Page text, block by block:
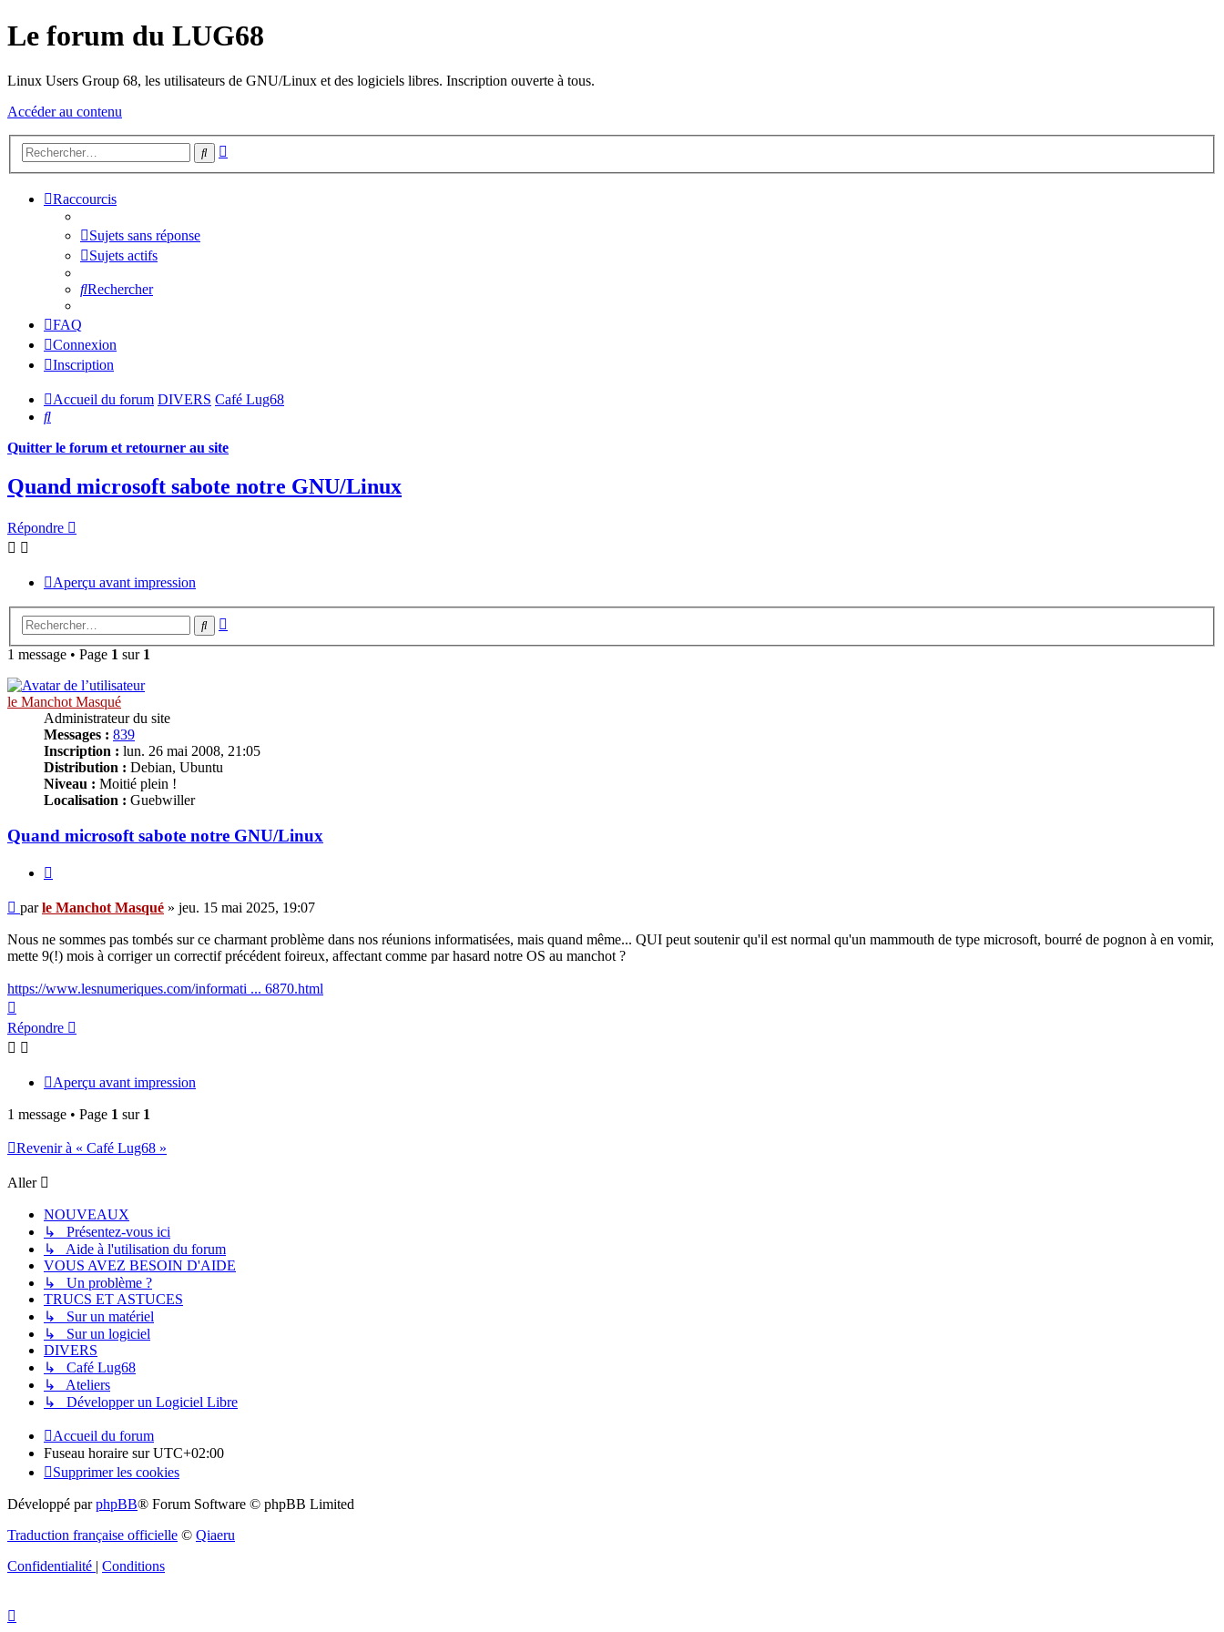
Le forum du LUG68
Linux Users Group 68, les utilisateurs de GNU/Linux et des logiciels libres. Inscription ouverte à tous.
Accéder au contenu
Rechercher
Raccourcis
Sujets sans réponse
Sujets actifs
Rechercher
FAQ
Connexion
Inscription
Accueil du forum DIVERS Café Lug68
Rechercher
Quitter le forum et retourner au site
Quand microsoft sabote notre GNU/Linux
Répondre
Aperçu avant impression
Rechercher
1 message • Page 1 sur 1
le Manchot Masqué
Administrateur du site
Messages : 839
Inscription : lun. 26 mai 2008, 21:05
Distribution : Debian, Ubuntu
Niveau : Moitié plein !
Localisation : Guebwiller
Quand microsoft sabote notre GNU/Linux
Message
parle Manchot Masqué » jeu. 15 mai 2025, 19:07
Nous ne sommes pas tombés sur ce charmant problème dans nos réunions informatisées, mais quand même... QUI peut soutenir qu'il est normal qu'un mammouth de type microsoft, bourré de pognon à en vomir,
mette 9(!) mois à corriger un correctif précédent foireux, affectant comme par hasard notre OS au manchot ?
https://www.lesnumeriques.com/informati ... 6870.html
Répondre
Aperçu avant impression
1 message • Page 1 sur 1
Revenir à « Café Lug68 »
Aller
NOUVEAUX
↳ Présentez-vous ici
↳ Aide à l'utilisation du forum
VOUS AVEZ BESOIN D'AIDE
↳ Un problème ?
TRUCS ET ASTUCES
↳ Sur un matériel
↳ Sur un logiciel
DIVERS
↳ Café Lug68
↳ Ateliers
↳ Développer un Logiciel Libre
Accueil du forum
Fuseau horaire surUTC+02:00
Supprimer les cookies
Développé parphpBB® Forum Software © phpBB Limited
Traduction française officielle © Qiaeru
Confidentialité | Conditions